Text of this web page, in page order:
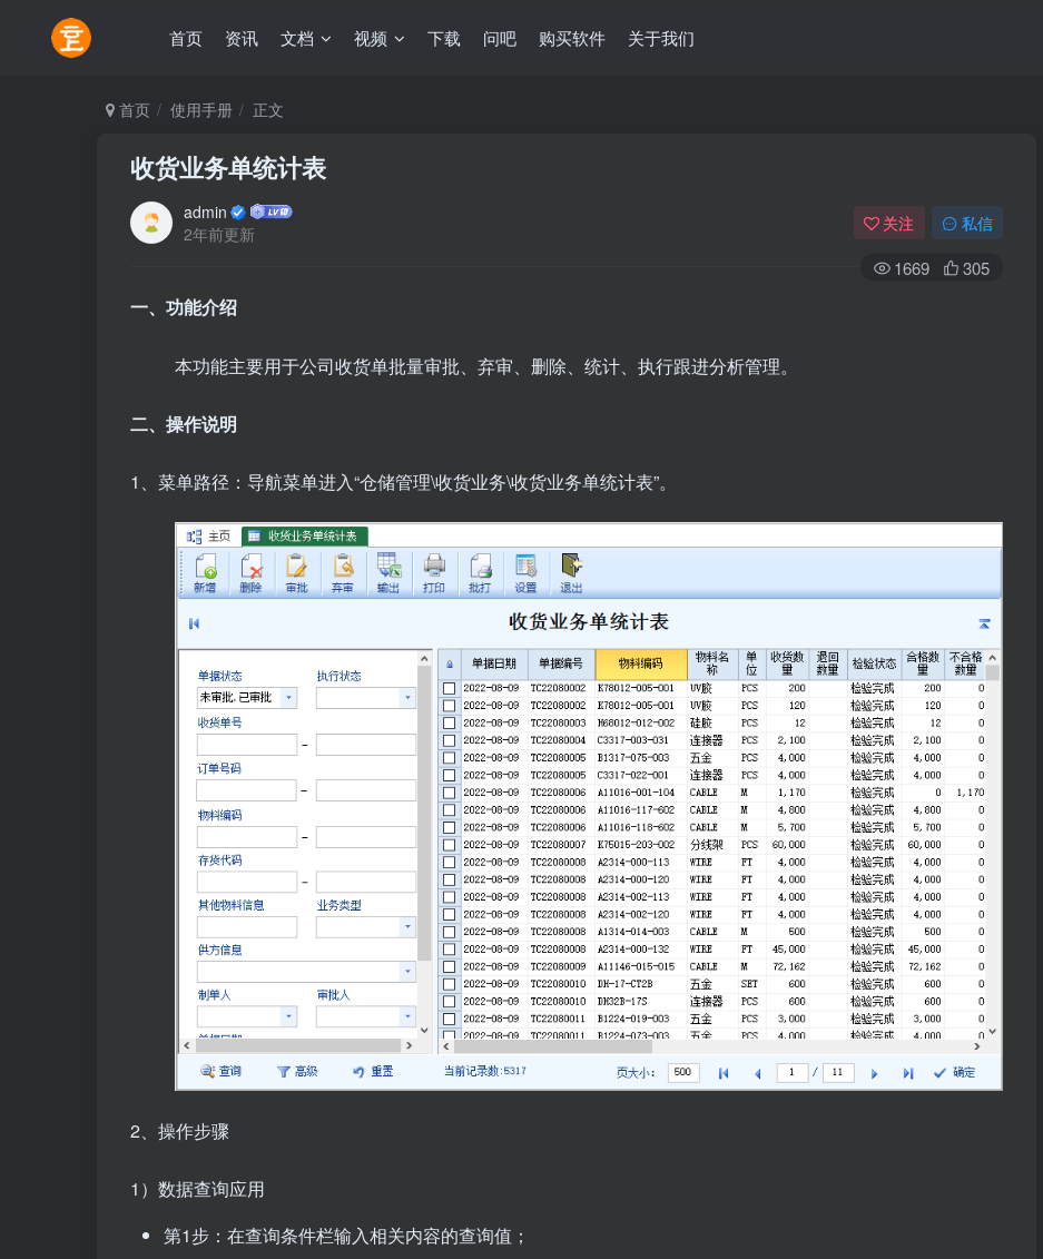
首页 资讯 文档 视频 下载 问吧 购买软件 关于我们
首页 使用手册 正文
收货业务单统计表
admin
2年前更新
关注 私信
1669 305
一、功能介绍
本功能主要用于公司收货单批量审批、弃审、删除、统计、执行跟进分析管理。
二、操作说明
1、菜单路径：导航菜单进入“仓储管理\收货业务\收货业务单统计表”。
2、操作步骤
1）数据查询应用
第1步：在查询条件栏输入相关内容的查询值；